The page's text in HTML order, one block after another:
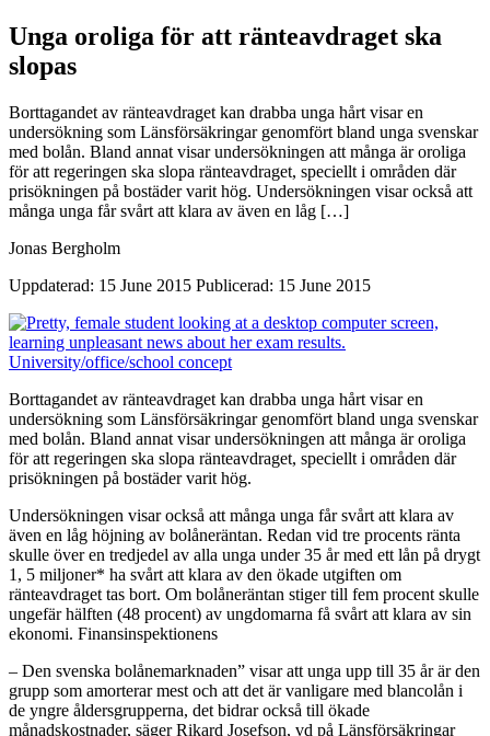
Unga oroliga för att ränteavdraget ska
slopas
Borttagandet av ränteavdraget kan drabba unga hårt visar en
undersökning som Länsförsäkringar genomfört bland unga svenskar
med bolån. Bland annat visar undersökningen att många är oroliga
för att regeringen ska slopa ränteavdraget, speciellt i områden där
prisökningen på bostäder varit hög. Undersökningen visar också att
många unga får svårt att klara av även en låg […]
Jonas Bergholm
Uppdaterad: 15 June 2015 Publicerad: 15 June 2015
Borttagandet av ränteavdraget kan drabba unga hårt visar en
undersökning som Länsförsäkringar genomfört bland unga svenskar
med bolån. Bland annat visar undersökningen att många är oroliga
för att regeringen ska slopa ränteavdraget, speciellt i områden där
prisökningen på bostäder varit hög.
Undersökningen visar också att många unga får svårt att klara av
även en låg höjning av bolåneräntan. Redan vid tre procents ränta
skulle över en tredjedel av alla unga under 35 år med ett lån på drygt
1, 5 miljoner* ha svårt att klara av den ökade utgiften om
ränteavdraget tas bort. Om bolåneräntan stiger till fem procent skulle
ungefär hälften (48 procent) av ungdomarna få svårt att klara av sin
ekonomi. Finansinspektionens
– Den svenska bolånemarknaden” visar att unga upp till 35 år är den
grupp som amorterar mest och att det är vanligare med blancolån i
de yngre åldersgrupperna, det bidrar också till ökade
månadskostnader, säger Rikard Josefson, vd på Länsförsäkringar